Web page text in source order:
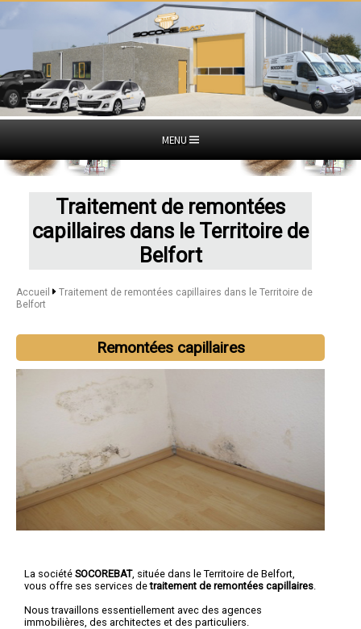
MENU
Traitement de remontées
capillaires dans le Territoire de
Belfort
Accueil
Traitement de remontées capillaires dans le Territoire de
Belfort
Remontées capillaires
La société SOCOREBAT, située dans le Territoire de Belfort,
vous offre ses services detraitement de remontées capillaires
Nous travaillons essentiellement avec des agences
immobilières, des architectes et des particuliers.